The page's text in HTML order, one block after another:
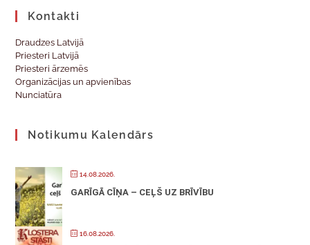
Kontakti
Draudzes Latvijā
Priesteri Latvijā
Priesteri ārzemēs
Organizācijas un apvienības
Nunciatūra
Notikumu Kalendārs
14.08.2026.
GARĪGĀ CĪŅA – CEĻŠ UZ BRĪVĪBU
16.08.2026.